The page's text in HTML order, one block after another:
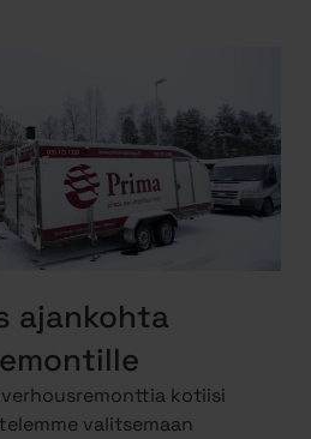
ajankohta
kotiisi
valitsemaan